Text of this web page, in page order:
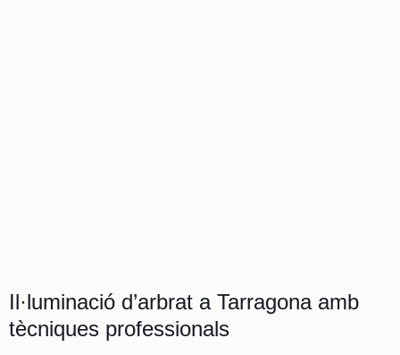
Il·luminació d’arbrat a Tarragona amb
tècniques professionals